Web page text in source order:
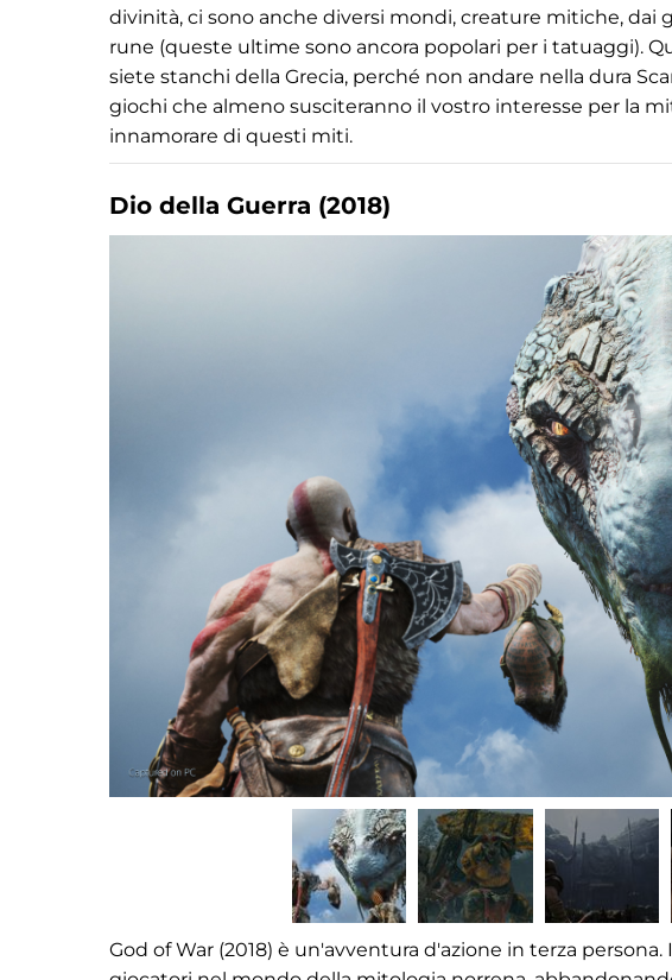
divinità, ci sono anche diversi mondi, creature mitiche, dai
rune (queste ultime sono ancora popolari per i tatuaggi).
siete stanchi della Grecia, perché non andare nella dura
giochi che almeno susciteranno il vostro interesse per la
innamorare di questi miti.
Dio della Guerra (2018)
God of War (2018) è un'avventura d'azione in terza